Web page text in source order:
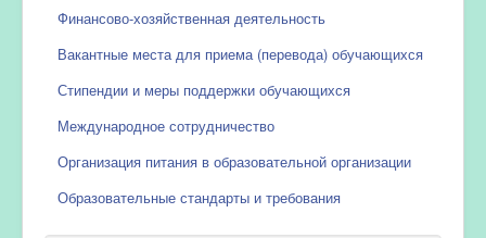
Финансово-хозяйственная деятельность
Вакантные места для приема (перевода) обучающихся
Стипендии и меры поддержки обучающихся
Международное сотрудничество
Организация питания в образовательной организации
Образовательные стандарты и требования